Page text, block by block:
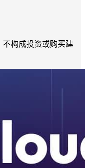
不构成投资或购买建